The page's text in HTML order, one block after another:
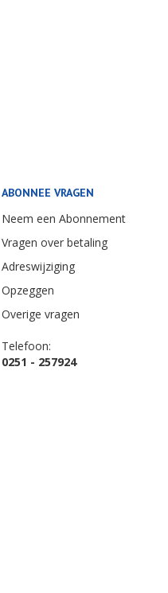
ABONNEE VRAGEN
Neem een Abonnement
Vragen over betaling
Adreswijziging
Opzeggen
Overige vragen
Telefoon:
0251 - 257924